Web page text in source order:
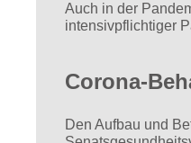
Auch in der
intensivpflichtiger
Corona-
Den Aufbau und